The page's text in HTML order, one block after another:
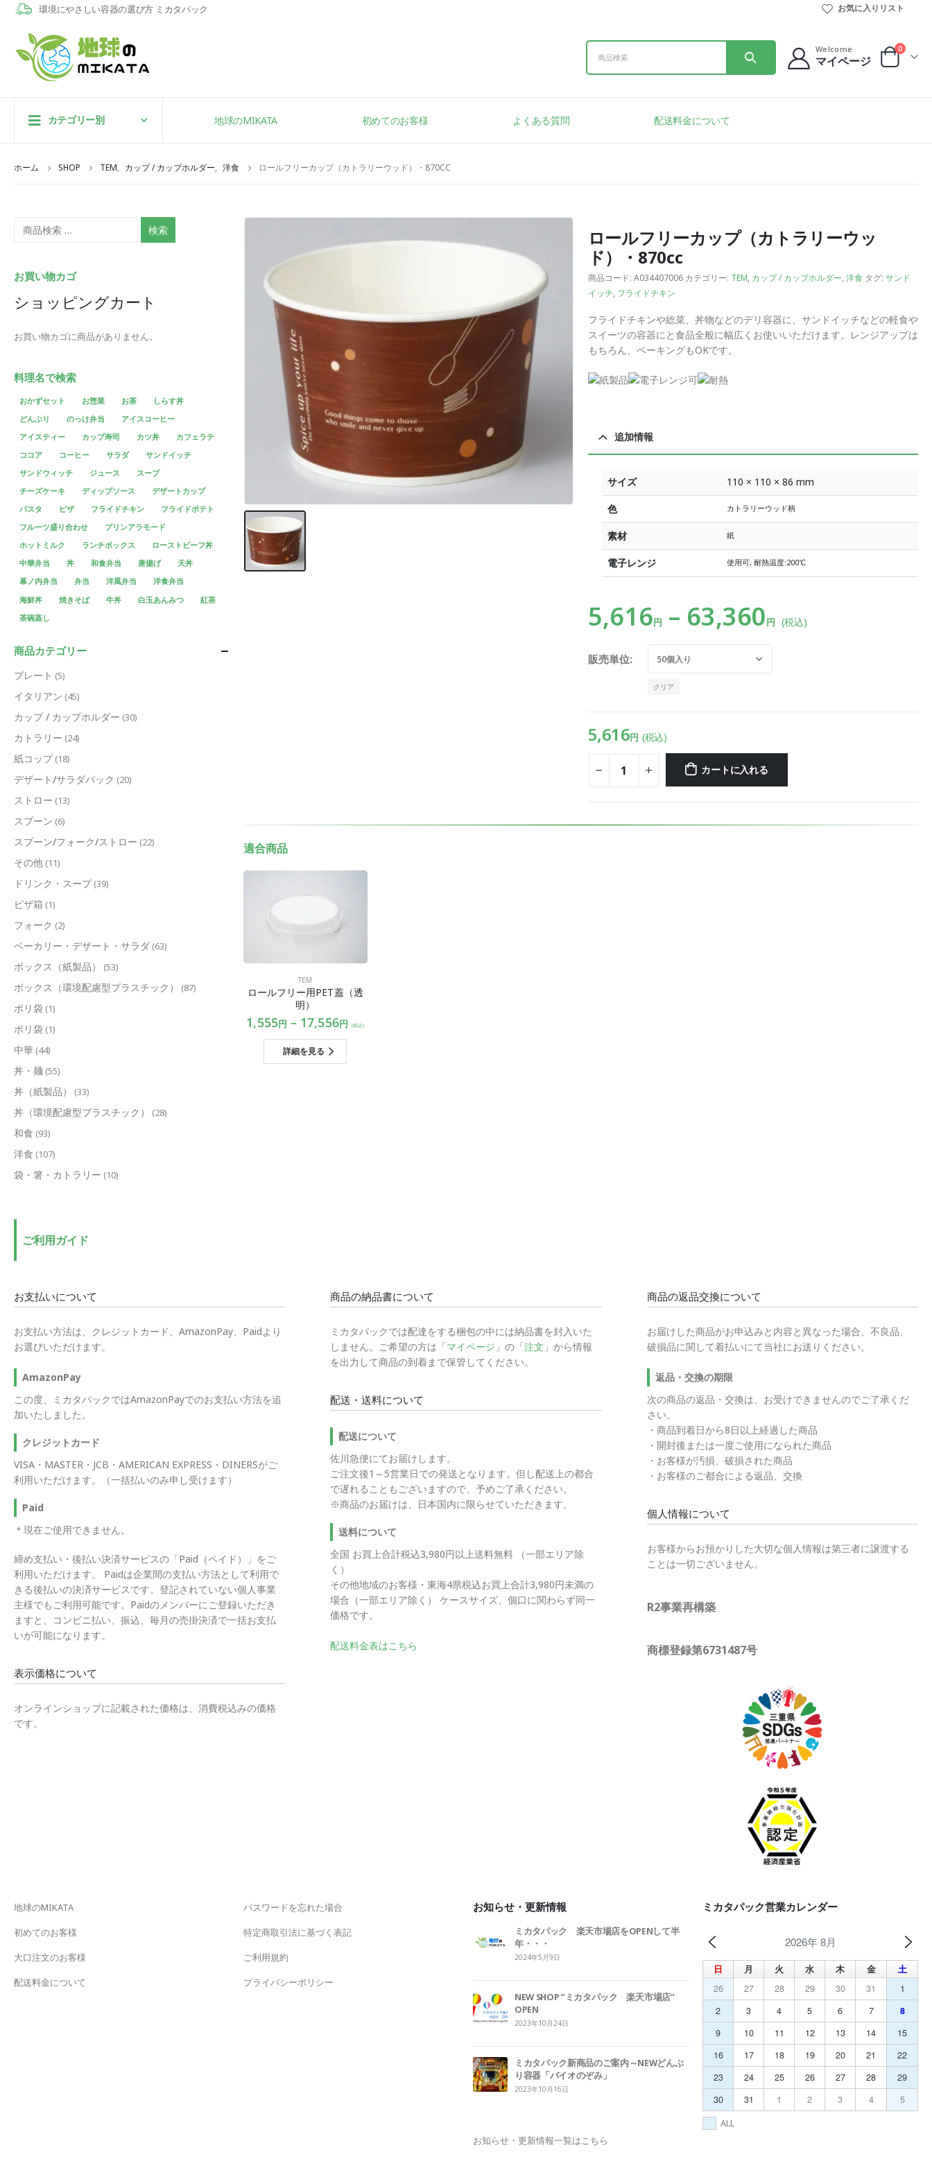
環境にやさしい容器の選び方 ミカタパック お気に入りリスト
Welcome
マイページ
0
カテゴリー別 地球のMIKATA 初めてのお客様 よくある質問 配送料金について
ホーム SHOP TEM, カップ / カップホルダー, 洋食 ロールフリーカップ（カトラリーウッド）・870CC
ロールフリーカップ（カトラリーウッ
ド）・870cc
商品コード: A034407006 カテゴリー: TEM, カップ / カップホルダー,洋食 タグ: サンド
イッチ, フライドチキン
フライドチキンや総菜、丼物などのデリ容器に、サンドイッチなどの軽食や
スイーツの容器にと食品全般に幅広くお使いいただけます。レンジアップは
もちろん、ベーキングもOKです。
追加情報
サイズ 110 × 110 × 86 mm
色 カトラリーウッド柄
素材 紙
電子レンジ 使用可, 耐熱温度:200℃
5,616円 – 63,360円 (税込)
販売単位
クリア
5,616円 (税込)
カートに入れる
適合商品
TEM
ロールフリー用PET蓋（透
明）
1,555円 – 17,556円 (税込)
詳細を見る
検索
お買い物カゴ
ショッピングカート
お買い物カゴに商品がありません。
料理名で検索
おかずセット お惣菜 お茶
しらす丼
どんぶり
のっけ弁当
アイスコーヒー
アイスティー
カップ寿司 カツ丼
カフェラテ
ココア
コーヒー サラダ
サンドイッチ
サンドウィッチ
ジュース
スープ
チーズケーキ
ディップソース
デザートカップ
パスタ
ピザ フライドチキン
フライドポテト
フルーツ盛り合わせ
プリンアラモード
ホットミルク
ランチボックス
ローストビーフ丼
中華弁当
丼 和食弁当 唐揚げ
天丼
幕ノ内弁当
弁当 洋風弁当
洋食弁当
海鮮丼
焼きそば 牛丼 白玉あんみつ
紅茶
茶碗蒸し
商品カテゴリー
プレート (5)
イタリアン (45)
カップ / カップホルダー (30)
カトラリー (24)
紙コップ (18)
デザート/サラダパック (20)
ストロー (13)
スプーン (6)
スプーン/フォーク/ストロー (22)
その他 (11)
ドリンク・スープ (39)
ピザ箱 (1)
フォーク (2)
ベーカリー・デザート・サラダ (63)
ボックス（紙製品） (53)
ボックス（環境配慮型プラスチック） (87)
ポリ袋 (1)
ポリ袋 (1)
中華 (44)
丼・麺 (55)
丼（紙製品） (33)
丼（環境配慮型プラスチック） (28)
和食 (93)
洋食 (107)
袋・箸・カトラリー (10)
ご利用ガイド
お支払いについて
お支払い方法は、クレジットカード、AmazonPay、Paidより
お選びいただけます。
AmazonPay
この度、ミカタパックではAmazonPayでのお支払い方法を追
加いたしました。
クレジットカード
VISA・MASTER・JCB・AMERICAN EXPRESS・DINERSがご
利用いただけます。（一括払いのみ申し受けます）
Paid
＊現在ご使用できません。
締め支払い・後払い決済サービスの「Paid（ペイド）」をご
利用いただけます。 Paidは企業間の支払い方法として利用で
きる後払いの決済サービスです。登記されていない個人事業
主様でもご利用可能です。Paidのメンバーにご登録いただき
ますと、コンビニ払い、振込、毎月の売掛決済で一括お支払
いが可能になります。
表示価格について
オンラインショップに記載された価格は、消費税込みの価格
です。
商品の納品書について
ミカタパックでは配達をする梱包の中には納品書を封入いた
しません。ご希望の方は「マイページ 」の「注文 」から情報
を出力して商品の到着まで保管してください。
配送・送料について
配送について
佐川急便にてお届けします。
ご注文後1～5営業日での発送となります。但し配送上の都合
で遅れることもございますので、予めご了承ください。
※商品のお届けは、日本国内に限らせていただきます。
送料について
全国 お買上合計税込3,980円以上送料無料 （一部エリア除
く）
その他地域のお客様・東海4県税込お買上合計3,980円未満の
場合（一部エリア除く） ケースサイズ、個口に関わらず同一
価格です。
配送料金表はこちら
商品の返品交換について
お届けした商品がお申込みと内容と異なった場合、不良品、
破損品に関して着払いにて当社にお送りください。
返品・交換の期限
次の商品の返品・交換は、お受けできませんのでご了承くだ
さい。
・商品到着日から8日以上経過した商品
・開封後または一度ご使用になられた商品
・お客様が汚損、破損された商品
・お客様のご都合による返品、交換
個人情報について
お客様からお預かりした大切な個人情報は第三者に譲渡する
ことは一切ございません。
R2事業再構築
商標登録第6731487号
地球のMIKATA
初めてのお客様
大口注文のお客様
配送料金について
パスワードを忘れた場合
特定商取引法に基づく表記
ご利用規約
プライバシーポリシー
お知らせ・更新情報
ミカタパック 楽天市場店をOPENして半
年・・・
2024年5月9日
NEW SHOP ”ミカタパック 楽天市場店”
OPEN
2023年10月24日
ミカタパック新商品のご案内～NEWどんぶ
り容器「バイオのぞみ」
2023年10月16日
お知らせ・更新情報一覧はこちら
ミカタパック営業カレンダー
2026年 8月
日 月 火 水 木 金
土
26
27 28 29 30 31
1
2
3 4 5 6 7
8
9
10 11 12 13 14
15
16
17 18 19 20 21
22
23
24 25 26 27 28
29
30
31 1 2 3 4 5
ALL